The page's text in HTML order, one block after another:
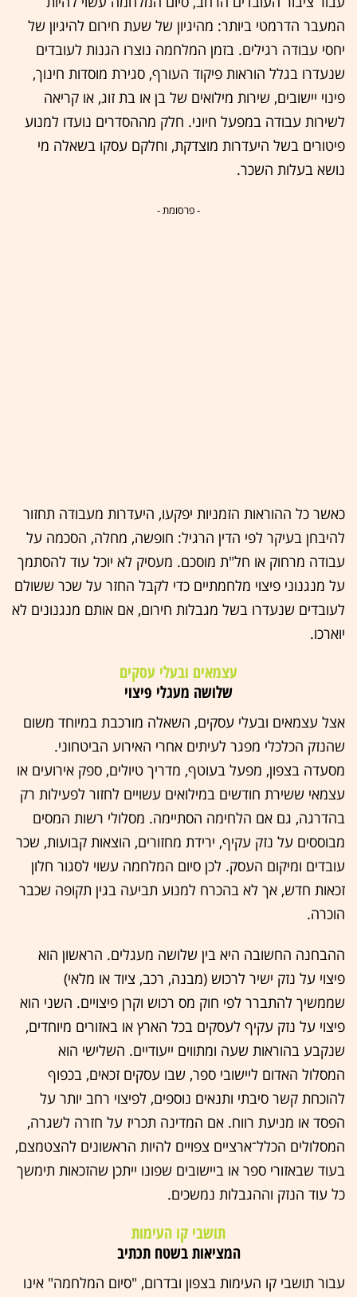
המעבר הדרמטי ביותר: מהיגיון של שעת חירום להיגיון של
יחסי עבודה רגילים. בזמן המלחמה נוצרו הגנות לעובדים
שנעדרו בגלל הוראות פיקוד העורף, סגירת מוסדות חינוך,
פינוי יישובים, שירות מילואים של בן או בת זוג, או קריאה
לשירות עבודה במפעל חיוני. חלק מההסדרים נועדו למנוע
פיטורים בשל היעדרות מוצדקת, וחלקם עסקו בשאלה מי
נושא בעלות השכר.
- פרסומת -
כאשר כל ההוראות הזמניות יפקעו, היעדרות מעבודה תחזור
להיבחן בעיקר לפי הדין הרגיל: חופשה, מחלה, הסכמה על
עבודה מרחוק או חל"ת מוסכם. מעסיק לא יוכל עוד להסתמך
על מנגנוני פיצוי מלחמתיים כדי לקבל החזר על שכר ששולם
לעובדים שנעדרו בשל מגבלות חירום, אם אותם מנגנונים לא
יוארכו.
עצמאים ובעלי עסקים
שלושה מעגלי פיצוי
אצל עצמאים ובעלי עסקים, השאלה מורכבת במיוחד משום
שהנזק הכלכלי מפגר לעיתים אחרי האירוע הביטחוני.
מסעדה בצפון, מפעל בעוטף, מדריך טיולים, ספק אירועים או
עצמאי ששירת חודשים במילואים עשויים לחזור לפעילות רק
בהדרגה, גם אם הלחימה הסתיימה. מסלולי רשות המסים
מבוססים על נזק עקיף, ירידת מחזורים, הוצאות קבועות, שכר
עובדים ומיקום העסק. לכן סיום המלחמה עשוי לסגור חלון
זכאות חדש, אך לא בהכרח למנוע תביעה בגין תקופה שכבר
הוכרה.
ההבחנה החשובה היא בין שלושה מעגלים. הראשון הוא
פיצוי על נזק ישיר לרכוש (מבנה, רכב, ציוד או מלאי)
שממשיך להתברר לפי חוק מס רכוש וקרן פיצויים. השני הוא
פיצוי על נזק עקיף לעסקים בכל הארץ או באזורים מיוחדים,
שנקבע בהוראות שעה ומתווים ייעודיים. השלישי הוא
המסלול האדום ליישובי ספר, שבו עסקים זכאים, בכפוף
להוכחת קשר סיבתי ותנאים נוספים, לפיצוי רחב יותר על
הפסד או מניעת רווח. אם המדינה תכריז על חזרה לשגרה,
המסלולים הכלל־ארציים צפויים להיות הראשונים להצטמצם,
בעוד שבאזורי ספר או ביישובים שפונו ייתכן שהזכאות תימשך
כל עוד הנזק וההגבלות נמשכים.
תושבי קו העימות
המציאות בשטח תכתיב
עבור תושבי קו העימות בצפון ובדרום, "סיום המלחמה" אינו